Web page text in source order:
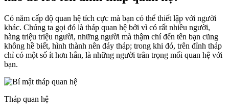
Có năm cấp độ quan hệ tích cực mà bạn có thể thiết lập với người
khác. Chúng ta gọi đó là tháp quan hệ bởi vì có rất nhiều người,
hàng triệu triệu người, những người mà thậm chí đến tên bạn cũng
không hề biết, hình thành nên đáy tháp; trong khi đó, trên đỉnh tháp
chỉ có một số ít hơn hẳn, là những người trân trọng mối quan hệ với
bạn.
Tháp quan hệ